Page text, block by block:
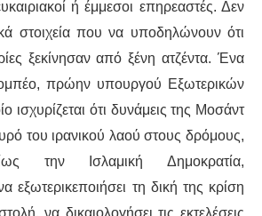
ή έμμεσοι επηρεαστές. Δεν
στοιχεία που να υποδηλώνουν ότι
ξεκίνησαν από ξένη ατζέντα. Ένα
πρώην υπουργού Εξωτερικών
ότι δυνάμεις της Μοσάντ
του ιρανικού λαού στους δρόμους,
την Ισλαμική Δημοκρατία,
εξωτερικεποιήσει τη δική της κρίση
να δικαιολογήσει τις εκτελέσεις